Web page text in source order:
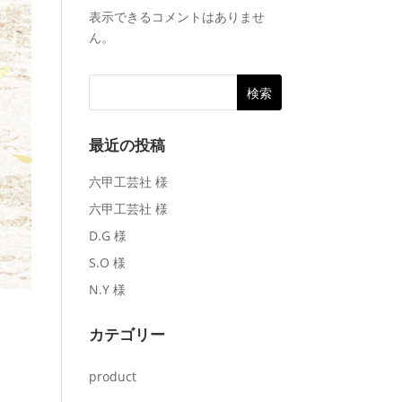
表示できるコメントはありませ
ん。
最近の投稿
六甲工芸社 様
六甲工芸社 様
D.G 様
S.O 様
N.Y 様
カテゴリー
product